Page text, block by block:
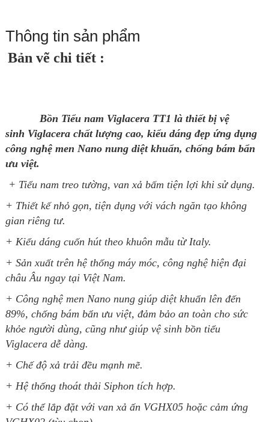
Thông tin sản phẩm
Bản vẽ chi tiết :
Bồn Tiểu nam Viglacera TT1 là thiết bị vệ
sinh Viglacera chất lượng cao, kiểu dáng đẹp ứng dụng
công nghệ men Nano nung diệt khuẩn, chống bám bẩn
ưu việt.
+ Tiểu nam treo tường, van xả bấm tiện lợi khi sử dụng.
+ Thiết kế nhỏ gọn, tiện dụng với vách ngăn tạo không
gian riêng tư.
+ Kiểu dáng cuốn hút theo khuôn mẫu từ Italy.
+ Sản xuất trên hệ thống máy móc, công nghệ hiện đại
châu Âu ngay tại Việt Nam.
+ Công nghệ men Nano nung giúp diệt khuẩn lên đến
89%, chống bám bẩn ưu việt, đảm bảo an toàn cho sức
khỏe người dùng, cũng như giúp vệ sinh bồn tiểu
Viglacera dễ dàng.
+ Chế độ xả trải đều mạnh mẽ.
+ Hệ thống thoát thải Siphon tích hợp.
+ Có thể lắp đặt với van xả ấn VGHX05 hoặc cảm ứng